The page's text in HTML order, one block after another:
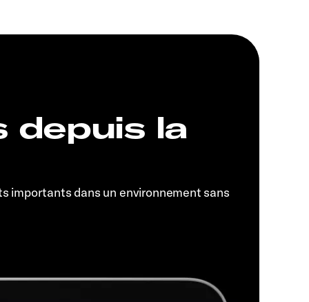
depuis la
importants dans un environnement sans